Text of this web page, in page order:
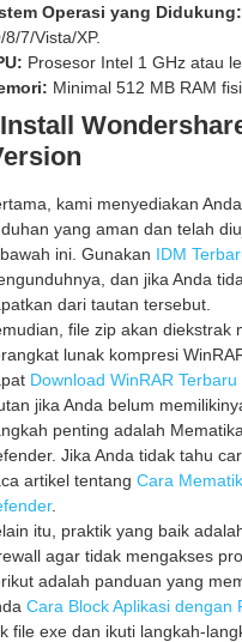
Operasi yang Didukung:
8/7/Vista/XP.
Prosesor Intel 1 GHz atau
Minimal 512 MB RAM
kami menyediakan
yang aman dan telah
ini. Gunakan IDM
dan jika Anda
dari tautan tersebut.
file zip akan diekstrak
lunak kompresi
Download WinRAR Terbaru
jika Anda belum
penting adalah
Jika Anda tidak tahu
artikel tentang Cara
.
itu, praktik yang baik
agar tidak mengakses
adalah panduan yang
Cara Block Aplikasi dengan
file exe dan ikuti langkah-